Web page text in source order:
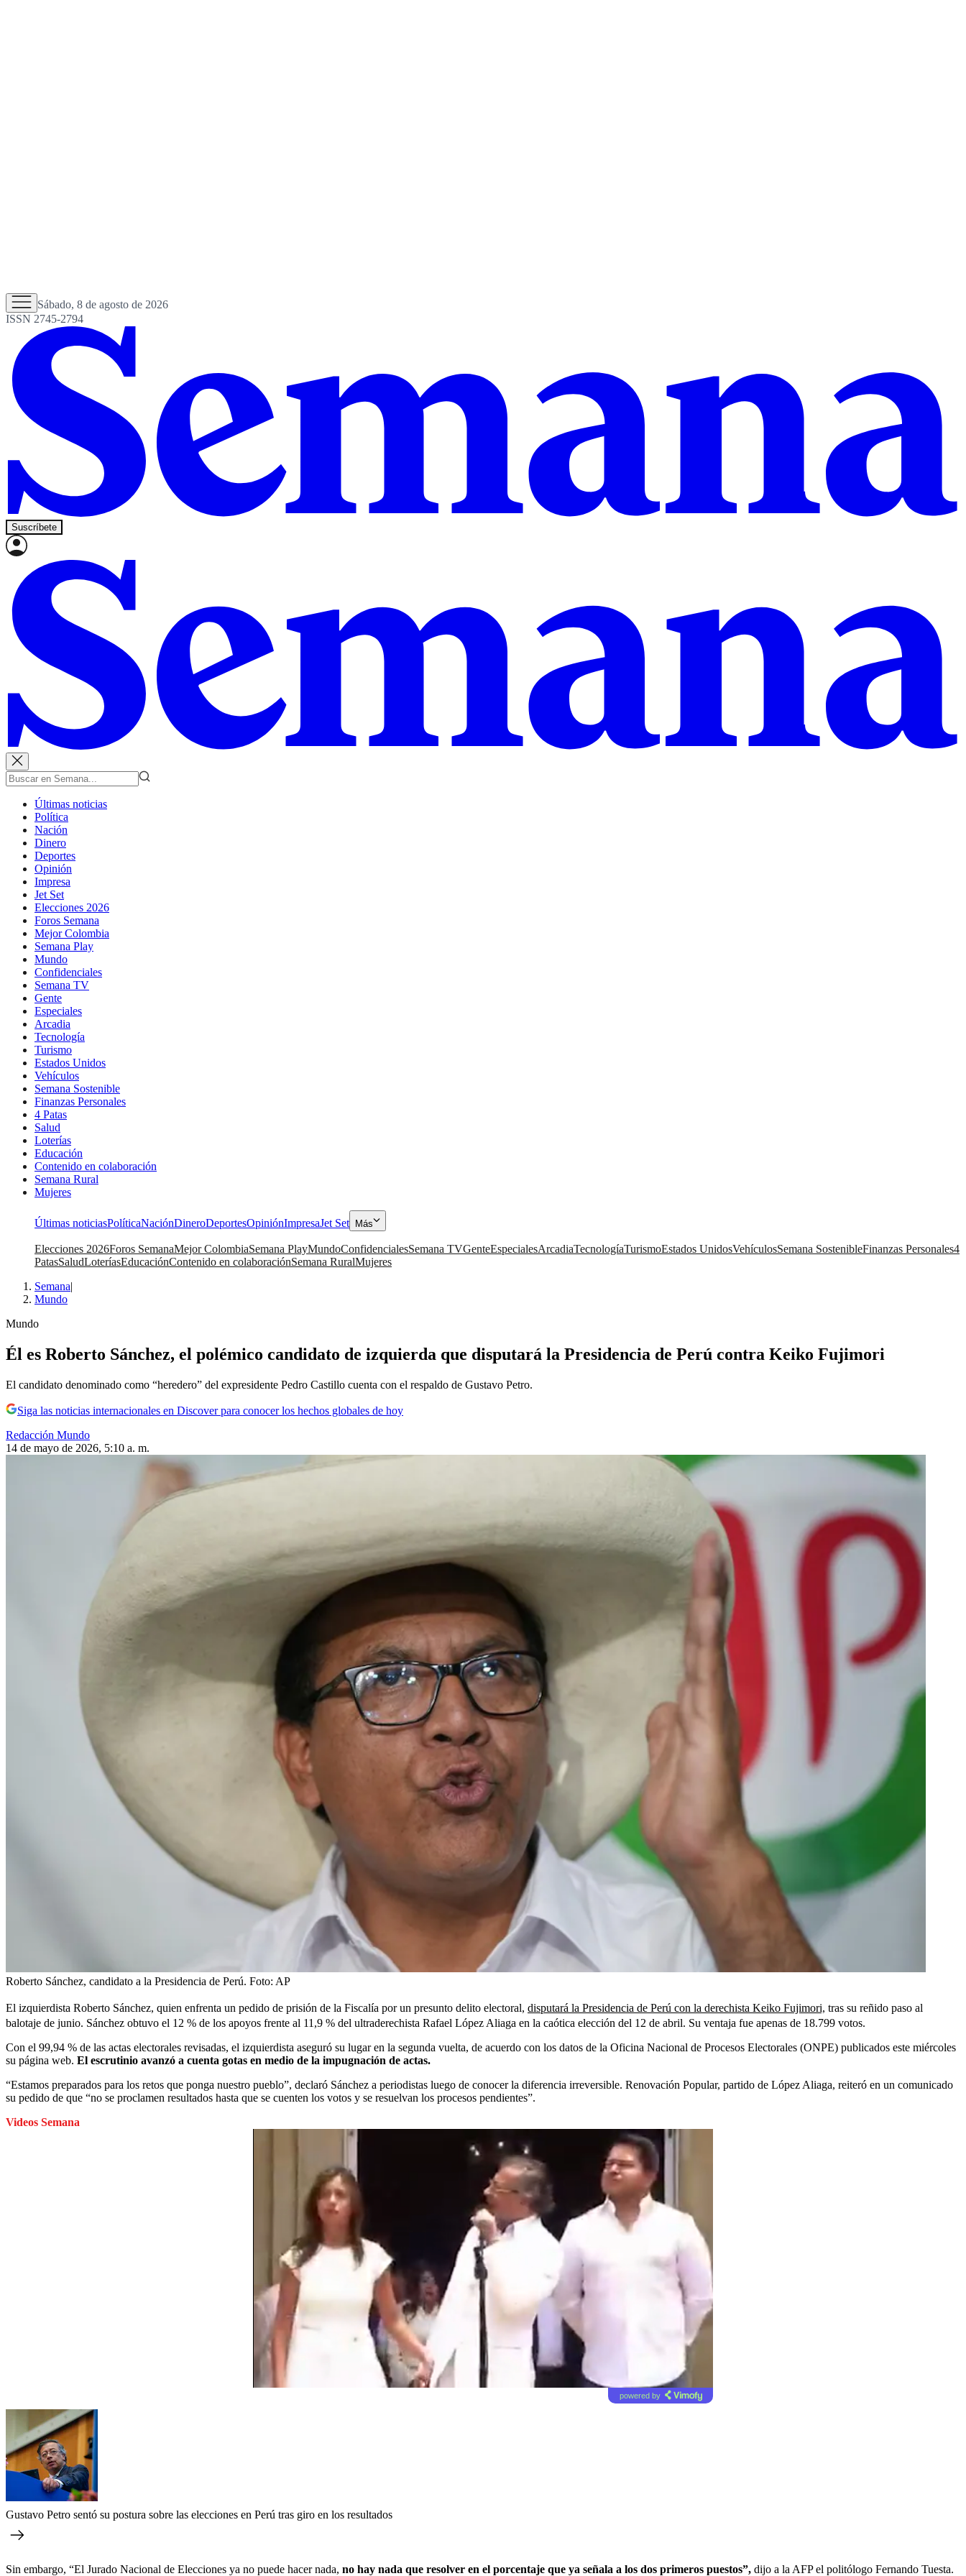
Sábado, 8 de agosto de 2026
ISSN 2745-2794
Suscríbete
Últimas noticias
Política
Nación
Dinero
Deportes
Opinión
Impresa
Jet Set
Elecciones 2026
Foros Semana
Mejor Colombia
Semana Play
Mundo
Confidenciales
Semana TV
Gente
Especiales
Arcadia
Tecnología
Turismo
Estados Unidos
Vehículos
Semana Sostenible
Finanzas Personales
4 Patas
Salud
Loterías
Educación
Contenido en colaboración
Semana Rural
Mujeres
Últimas noticiasPolíticaNaciónDineroDeportesOpiniónImpresaJet Set Más
Elecciones 2026Foros SemanaMejor ColombiaSemana PlayMundoConfidencialesSemana TVGenteEspecialesArcadiaTecnologíaTurismoEstados UnidosVehículosSemana SostenibleFinanzas Personales4
PatasSaludLoteríasEducaciónContenido en colaboraciónSemana RuralMujeres
Semana|
Mundo
Mundo
Él es Roberto Sánchez, el polémico candidato de izquierda que disputará la Presidencia de Perú contra Keiko Fujimori
El candidato denominado como “heredero” del expresidente Pedro Castillo cuenta con el respaldo de Gustavo Petro.
Siga las noticias internacionales en Discover para conocer los hechos globales de hoy
Redacción Mundo
14 de mayo de 2026, 5:10 a. m.
Roberto Sánchez, candidato a la Presidencia de Perú. Foto: AP
El izquierdista Roberto Sánchez, quien enfrenta un pedido de prisión de la Fiscalía por un presunto delito electoral, disputará la Presidencia de Perú con la derechista Keiko Fujimori, tras su reñido paso al
balotaje de junio. Sánchez obtuvo el 12 % de los apoyos frente al 11,9 % del ultraderechista Rafael López Aliaga en la caótica elección del 12 de abril. Su ventaja fue apenas de 18.799 votos.
Con el 99,94 % de las actas electorales revisadas, el izquierdista aseguró su lugar en la segunda vuelta, de acuerdo con los datos de la Oficina Nacional de Procesos Electorales (ONPE) publicados este miércoles
su página web. El escrutinio avanzó a cuenta gotas en medio de la impugnación de actas.
“Estamos preparados para los retos que ponga nuestro pueblo”, declaró Sánchez a periodistas luego de conocer la diferencia irreversible. Renovación Popular, partido de López Aliaga, reiteró en un comunicado
su pedido de que “no se proclamen resultados hasta que se cuenten los votos y se resuelvan los procesos pendientes”.
Videos Semana
powered by
Gustavo Petro sentó su postura sobre las elecciones en Perú tras giro en los resultados
Sin embargo, “El Jurado Nacional de Elecciones ya no puede hacer nada, no hay nada que resolver en el porcentaje que ya señala a los dos primeros puestos”, dijo a la AFP el politólogo Fernando Tuesta.